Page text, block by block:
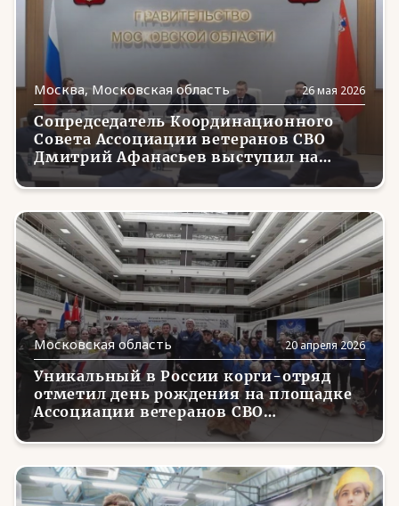
Москва, Московская область 26 мая 2026
Сопредседатель Координационного
Совета Ассоциации ветеранов СВО
Дмитрий Афанасьев выступил на
заседании Совета при Полномочном
представителе Президента в ЦФО
Московская область 20 апреля 2026
Уникальный в России корги-отряд
отметил день рождения на площадке
Ассоциации ветеранов СВО
Московской области